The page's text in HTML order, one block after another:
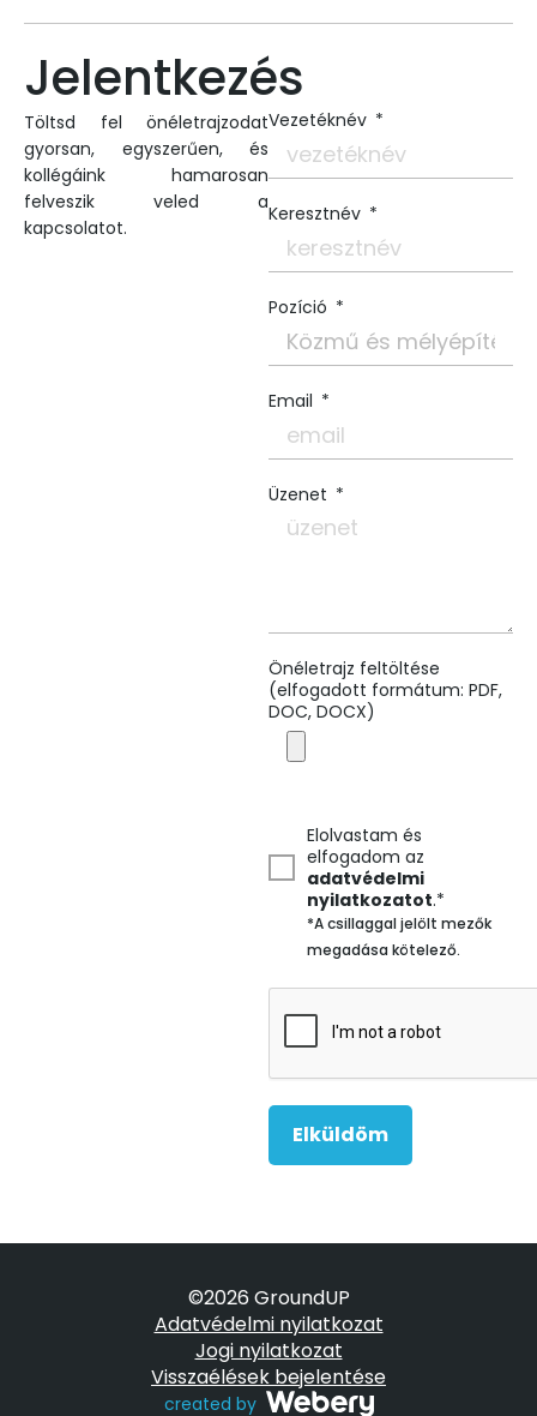
Jelentkezés
Töltsd fel önéletrajzodat
gyorsan, egyszerűen, és
kollégáink hamarosan
felveszik veled a
kapcsolatot.
Vezetéknév
Keresztnév
Pozíció
Email
Üzenet
Önéletrajz feltöltése
(elfogadott formátum: PDF,
DOC, DOCX)
Elolvastam és
elfogadom az
adatvédelmi
nyilatkozatot.*
Elküldöm
©2026 GroundUP
Adatvédelmi nyilatkozat
Jogi nyilatkozat
Visszaélések bejelentése
created by